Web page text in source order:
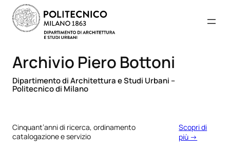
Archivio Piero Bottoni
Dipartimento di Architettura e Studi Urbani –
Politecnico di Milano
Cinquant’anni di ricerca, ordinamento
catalogazione e servizio
Scopri di
più →